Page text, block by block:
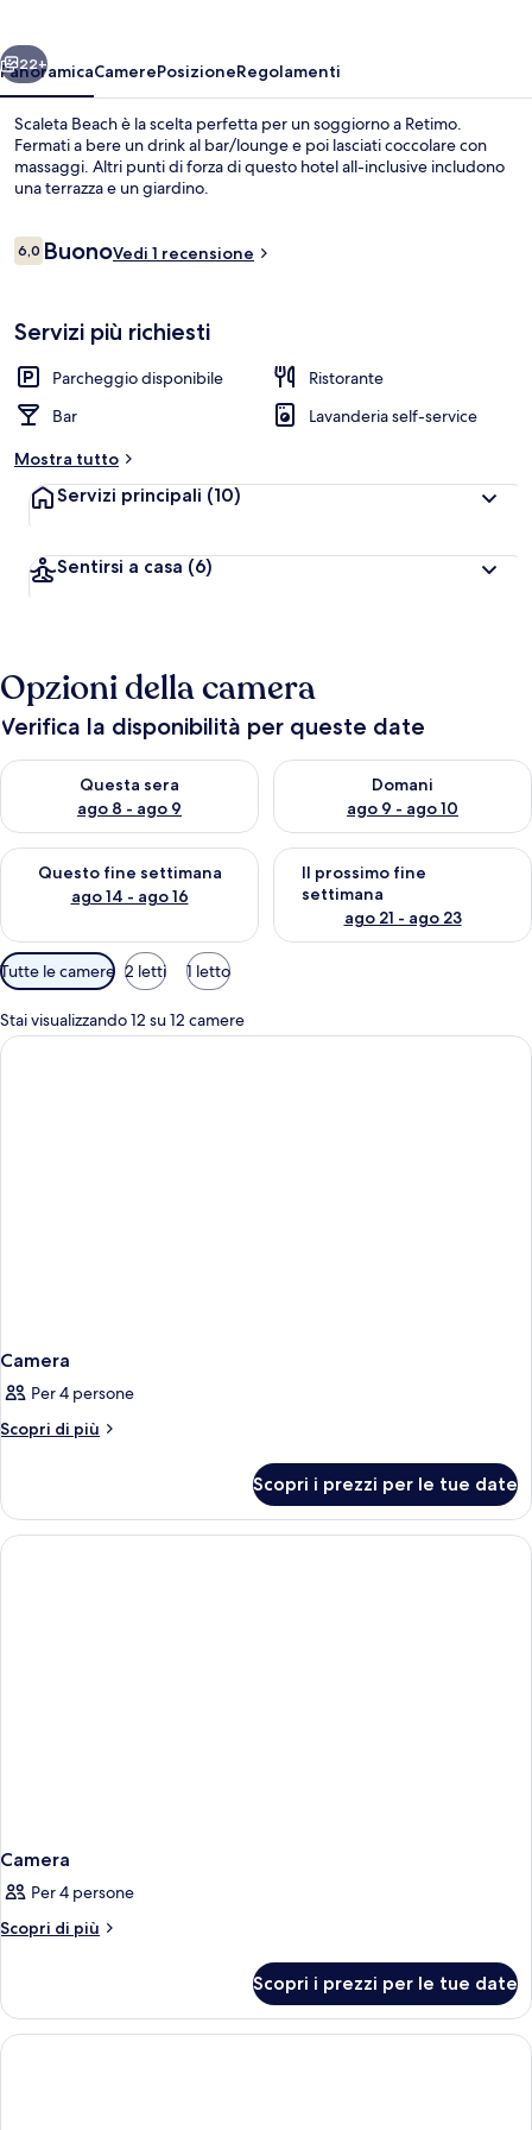
Avanti
22+
PanoramicaCamerePosizioneRegolamenti
Scaleta Beach è la scelta perfetta per un soggiorno a Retimo.
Fermati a bere un drink al bar/lounge e poi lasciati coccolare con
massaggi. Altri punti di forza di questo hotel all-inclusive includono
una terrazza e un giardino.
Recensioni
6,06,0 su 10
BuonoVedi 1 recensione
Servizi più richiesti
Parcheggio disponibile
Ristorante
Bar
Lavanderia self-service
Mostra tutto
Servizi principali (10)
Sentirsi a casa (6)
Opzioni della camera
Verifica la disponibilità per queste date
Questa sera
ago 8 - ago 9
Verifica la disponibilità per questa sera, ago 8 - ago 9
Domani
ago 9 - ago 10
Verifica la disponibilità per
Questo fine settimana
ago 14 - ago 16
Verifica la disponibilità per questo fine settimana, ago 14 -
Il prossimo fine
settimana
ago 21 - ago 23
Verifica la disponibilità per il
Filtri
disponibili
per
le
Tutte le camere 2 letti 1 letto
Stai visualizzando 12 su 12 camere
Camera
Per 4 persone
Scopri di più
Altri
Scopri i prezzi per le tue date
Camera
Per 4 persone
Scopri di più
Altri
Scopri i prezzi per le tue date